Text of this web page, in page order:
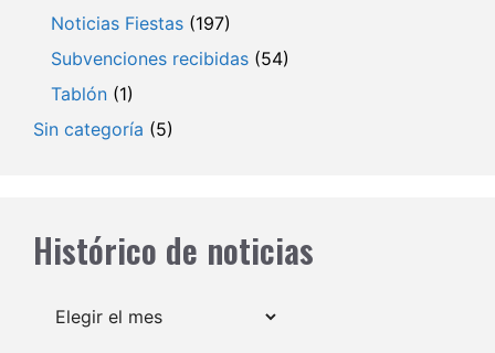
Noticias Fiestas (197)
Subvenciones recibidas (54)
Tablón (1)
Sin categoría (5)
Histórico de noticias
Archivos